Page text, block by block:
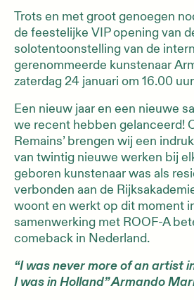
Trots en met groot genoegen
de feestelijke VIP opening van
solotentoonstelling van de
gerenommeerde kunstenaar
zaterdag 24 januari om 16.00
Een nieuw jaar en een nieuwe
we recent hebben gelanceerd!
Remains’ brengen wij een
van twintig nieuwe werken bij
geboren kunstenaar was als
verbonden aan de
woont en werkt op dit moment
samenwerking met ROOF-A
comeback in Nederland.
“I was never more of an artist
I was in Holland” Armando